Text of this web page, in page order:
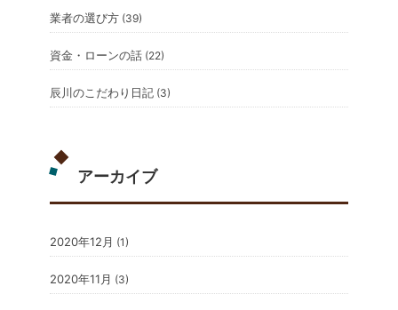
業者の選び方 (39)
資金・ローンの話 (22)
辰川のこだわり日記 (3)
アーカイブ
2020年12月 (1)
2020年11月 (3)